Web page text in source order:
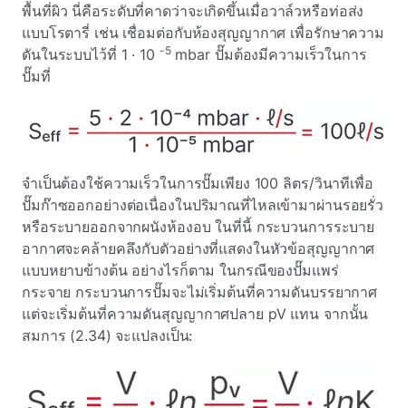
พื้นที่ผิว นี่คือระดับที่คาดว่าจะเกิดขึ้นเมื่อวาล์วหรือท่อส่ง
แบบโรตารี่ เช่น เชื่อมต่อกับห้องสุญญากาศ เพื่อรักษาความ
ดันในระบบไว้ที่ 1 · 10 -5mbar ปั๊มต้องมีความเร็วในการ
ปั๊มที่
จําเป็นต้องใช้ความเร็วในการปั๊มเพียง 100 ลิตร/วินาทีเพื่อ
ปั๊มก๊าซออกอย่างต่อเนื่องในปริมาณที่ไหลเข้ามาผ่านรอยรั่ว
หรือระบายออกจากผนังห้องอบ ในที่นี้ กระบวนการระบาย
อากาศจะคล้ายคลึงกับตัวอย่างที่แสดงในหัวข้อสุญญากาศ
แบบหยาบข้างต้น อย่างไรก็ตาม ในกรณีของปั๊มแพร่
กระจาย กระบวนการปั๊มจะไม่เริ่มต้นที่ความดันบรรยากาศ
แต่จะเริ่มต้นที่ความดันสุญญากาศปลาย pV แทน จากนั้น
สมการ (2.34) จะแปลงเป็น: